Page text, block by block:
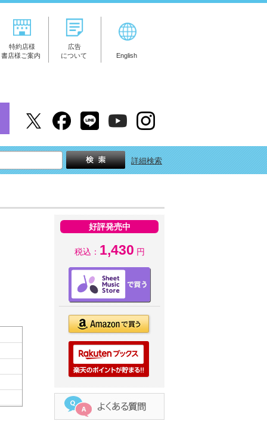
特約店様
書店様ご案内
広告
について
English
詳細検索
好評発売中
税込： 1,430 円